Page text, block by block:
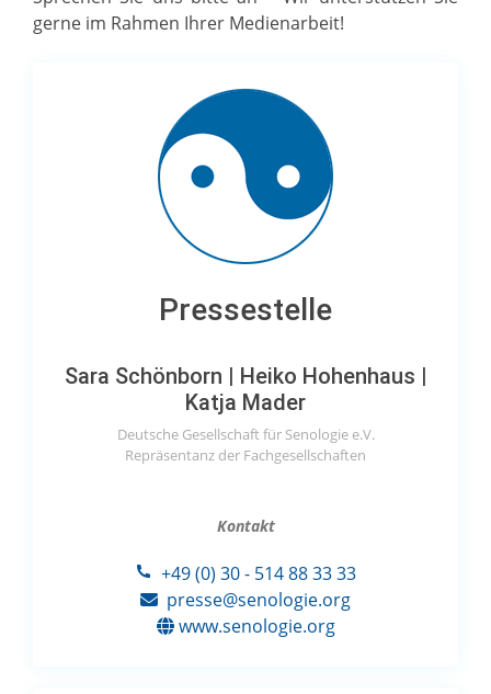
gerne im Rahmen Ihrer Medienarbeit!
Pressestelle
Sara Schönborn | Heiko Hohenhaus |
Katja Mader
Deutsche Gesellschaft für Senologie e.V.
Repräsentanz der Fachgesellschaften
Kontakt
+49 (0) 30 - 514 88 33 33
presse@senologie.org
www.senologie.org